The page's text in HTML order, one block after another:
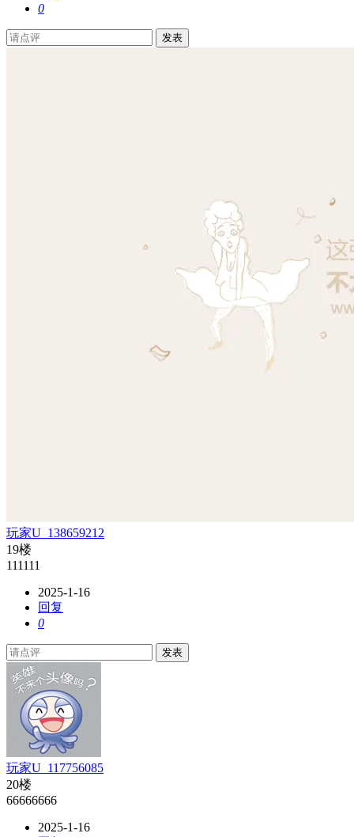
0
发表
玩家U_138659212
19楼
111111
2025-1-16
回复
0
发表
玩家U_117756085
20楼
66666666
2025-1-16